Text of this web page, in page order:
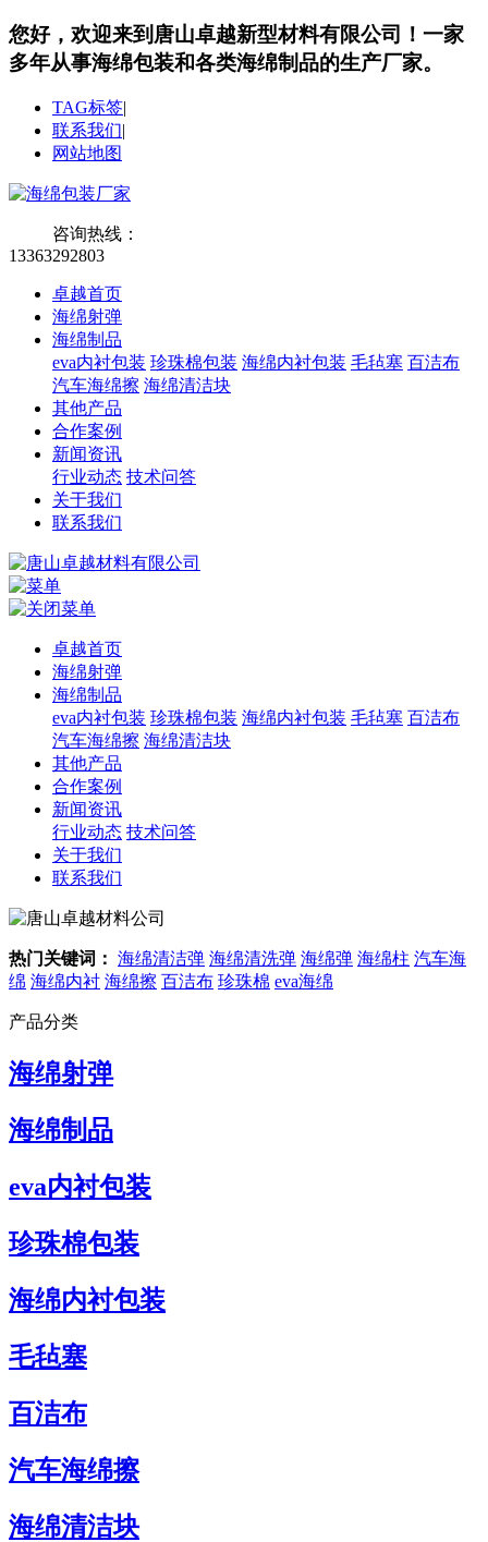
您好，欢迎来到唐山卓越新型材料有限公司！ 一家
多年从事海绵包装和各类海绵制品的生产厂家。
TAG标签|
联系我们|
网站地图
咨询热线：
13363292803
卓越首页
海绵射弹
海绵制品
eva内衬包装 珍珠棉包装 海绵内衬包装 毛毡塞 百洁布
汽车海绵擦 海绵清洁块
其他产品
合作案例
新闻资讯
行业动态 技术问答
关于我们
联系我们
卓越首页
海绵射弹
海绵制品
eva内衬包装 珍珠棉包装 海绵内衬包装 毛毡塞 百洁布
汽车海绵擦 海绵清洁块
其他产品
合作案例
新闻资讯
行业动态 技术问答
关于我们
联系我们
热门关键词： 海绵清洁弹 海绵清洗弹 海绵弹 海绵柱 汽车海
绵 海绵内衬 海绵擦 百洁布 珍珠棉 eva海绵
产品分类
海绵射弹
海绵制品
eva内衬包装
珍珠棉包装
海绵内衬包装
毛毡塞
百洁布
汽车海绵擦
海绵清洁块